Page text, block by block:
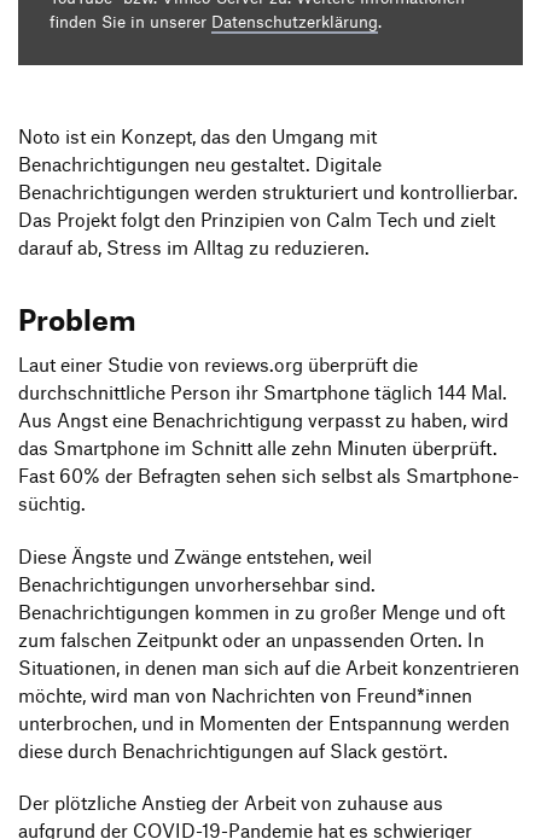
finden Sie in unserer Datenschutzerklärung.
Noto ist ein Konzept, das den Umgang mit
Benachrichtigungen neu gestaltet. Digitale
Benachrichtigungen werden strukturiert und kontrollierbar.
Das Projekt folgt den Prinzipien von Calm Tech und zielt
darauf ab, Stress im Alltag zu reduzieren.
Problem
Laut einer Studie von reviews.org überprüft die
durchschnittliche Person ihr Smartphone täglich 144 Mal.
Aus Angst eine Benachrichtigung verpasst zu haben, wird
das Smartphone im Schnitt alle zehn Minuten überprüft.
Fast 60% der Befragten sehen sich selbst als Smartphone-
süchtig.
Diese Ängste und Zwänge entstehen, weil
Benachrichtigungen unvorhersehbar sind.
Benachrichtigungen kommen in zu großer Menge und oft
zum falschen Zeitpunkt oder an unpassenden Orten. In
Situationen, in denen man sich auf die Arbeit konzentrieren
möchte, wird man von Nachrichten von Freund*innen
unterbrochen, und in Momenten der Entspannung werden
diese durch Benachrichtigungen auf Slack gestört.
Der plötzliche Anstieg der Arbeit von zuhause aus
aufgrund der COVID-19-Pandemie hat es schwieriger